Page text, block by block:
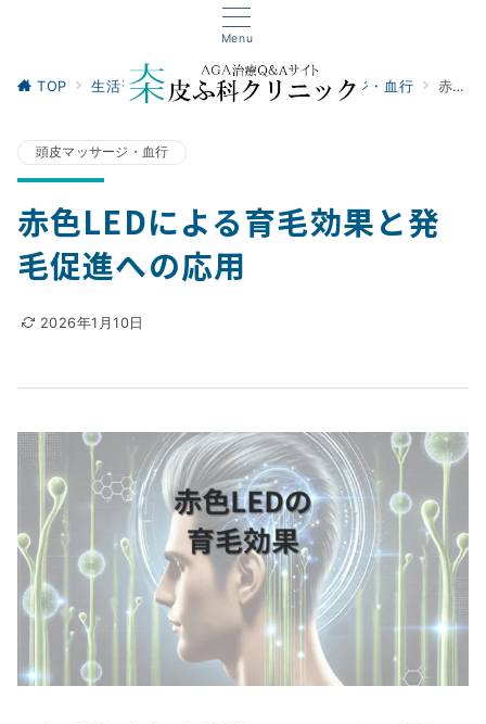
Menu
TOP 生活習慣・セルフケア 頭皮マッサージ・血行 赤色LEDによる育毛効果と発毛促進への応用
頭皮マッサージ・血行
赤色LEDによる育毛効果と発
毛促進への応用
2026年1月10日